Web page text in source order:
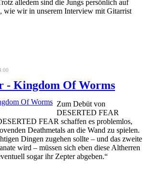
alledem sind die Jungs persönlich auf
wie wir in unserem Interview mit Gitarrist
- Kingdom Of Worms
Zum Debüt von
DESERTED FEAR
FEAR schaffen es problemlos,
Deathmetals an die Wand zu spielen.
Dingen zugehen sollte – und das zweite
wird – müssen sich eben diese Altherren
sogar ihr Zepter abgeben.“